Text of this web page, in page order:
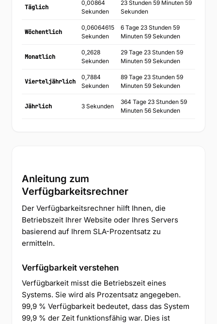
Täglich
0,00864
Sekunden
23 Stunden 59 Minuten 59
Sekunden
Wöchentlich
0,06064615
Sekunden
6 Tage 23 Stunden 59
Minuten 59 Sekunden
Monatlich
0,2628
Sekunden
29 Tage 23 Stunden 59
Minuten 59 Sekunden
Vierteljährlich
0,7884
Sekunden
89 Tage 23 Stunden 59
Minuten 59 Sekunden
Jährlich 3 Sekunden
364 Tage 23 Stunden 59
Minuten 56 Sekunden
Anleitung zum
Verfügbarkeitsrechner
Der Verfügbarkeitsrechner hilft Ihnen, die
Betriebszeit Ihrer Website oder Ihres Servers
basierend auf Ihrem SLA-Prozentsatz zu
ermitteln.
Verfügbarkeit verstehen
Verfügbarkeit misst die Betriebszeit eines
Systems. Sie wird als Prozentsatz angegeben.
99,9 % Verfügbarkeit bedeutet, dass das System
99,9 % der Zeit funktionsfähig war. Dies ist